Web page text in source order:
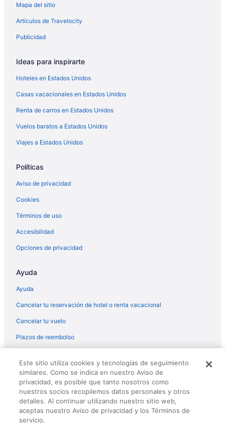
Hoteles en Condado de Orange
Hoteles en Dover Shores East
Hoteles en Fairview Shores
Hoteles en Goldenrod
Hoteles en Lake Eola Heights
Hoteles cerca de Lake Eola Park
Hoteles en Lake Underhill
Hoteles en Lancaster Park
Hoteles en Maitland
Hoteles en North Orange
Cabañas en Northeast Orlando
Casas de campo en Northeast Orlando
Casas de huéspedes en Northeast Orlando
Casas vacacionales en Northeast Orlando
Centros vacacionales en Northeast Orlando
Apartamentos en Northeast Orlando
B&B en Orlando
Cabañas en Orlando
Campings en Orlando
Casas de campo en Orlando
Hoteles haciendas en Orlando
Diamond Resorts en Orlando
Hoteles de golf en Orlando
Hoteles de ski en Orlando
Mapa del sitio
Artículos de Travelocity
Publicidad
Ideas para inspirarte
Hoteles en Estados Unidos
Casas vacacionales en Estados Unidos
Renta de carros en Estados Unidos
Vuelos baratos a Estados Unidos
Viajes a Estados Unidos
Políticas
Aviso de privacidad
Cookies
Términos de uso
Accesibilidad
Opciones de privacidad
Ayuda
Ayuda
Cancelar tu reservación de hotel o renta vacacional
Cancelar tu vuelo
Plazos de reembolso
reserved. Travelocity, the Stars Design, and The Roaming Gnome
Design are trademarks or registered trademarks of Travelscape LLC.
CST# 2083930-50.
Este sitio utiliza cookies y tecnologías de seguimiento
similares. Como se indica en nuestro Aviso de
privacidad, es posible que tanto nosotros como
nuestros socios recopilemos datos personales y otros
detalles. Al continuar utilizando nuestro sitio web,
aceptas nuestro Aviso de privacidad y los Términos de
servicio.